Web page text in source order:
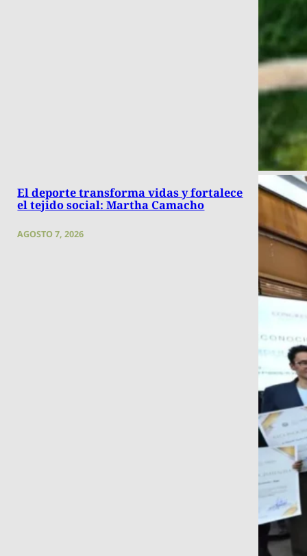
El deporte transforma vidas y fortalece
el tejido social: Martha Camacho
AGOSTO 7, 2026